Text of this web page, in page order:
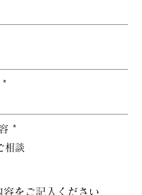
*
相談
容をご記入ください